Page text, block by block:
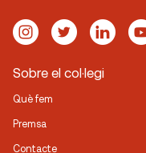
Sobre el col·legi
Què fem
Premsa
Contacte